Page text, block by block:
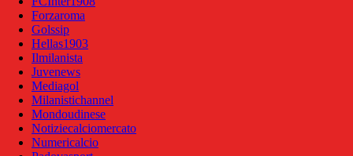
Forzaroma
Golssip
Hellas1903
Ilmilanista
Juvenews
Mediagol
Milanistichannel
Mondoudinese
Notiziecalciomercato
Numericalcio